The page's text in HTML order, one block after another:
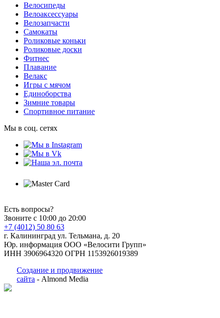
Велосипеды
Велоаксессуары
Велозапчасти
Самокаты
Роликовые коньки
Роликовые доски
Фитнес
Плавание
Велакс
Игры с мячом
Единоборства
Зимние товары
Спортивное питание
Мы в соц. сетях
Есть вопросы?
Звоните с 10:00 до 20:00
+7 (4012) 50 80 63
г. Калининград ул. Тельмана, д. 20
Юр. информация ООО «Велосити Групп»
ИНН 3906964320 ОГРН 1153926019389
Создание и продвижение
сайта - Almond Media